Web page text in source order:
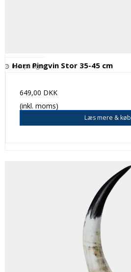
Horn Pingvin Stor 35-45 cm
Ikke på lager
649,00 DKK
(inkl. moms)
Læs mere & køb